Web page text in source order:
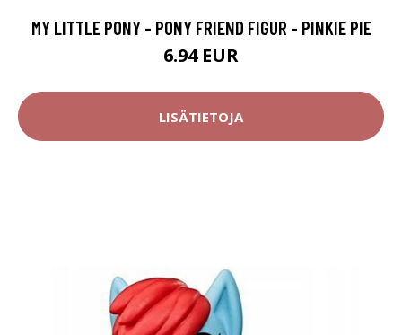
MY LITTLE PONY - PONY FRIEND FIGUR - PINKIE PIE
6.94 EUR
LISÄTIETOJA